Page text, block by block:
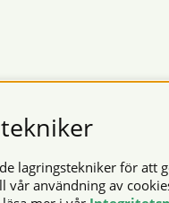
©
lagringstekniker för
användning av